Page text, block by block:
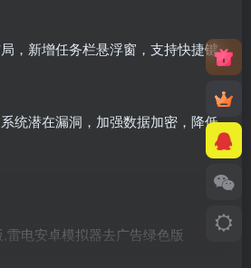
，新增任务栏悬浮窗，支持快捷键
统潜在漏洞，加强数据加密，降低
雷电安卓模拟器去广告绿色版